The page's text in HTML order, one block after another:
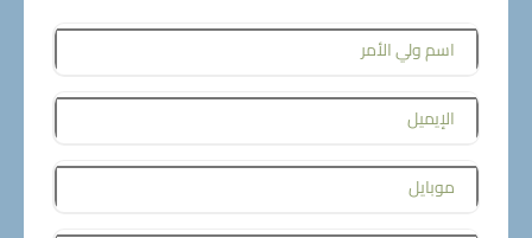
اسم ولي الأمر
الإيميل
موبايل